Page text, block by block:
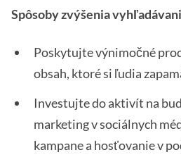
Spôsoby zvýšenia
Poskytujte výnimočné
obsah, ktoré si ľudia
Investujte do aktivít na
marketing v sociálnych
kampane a hosťovanie v